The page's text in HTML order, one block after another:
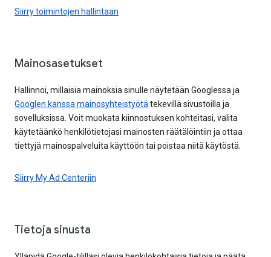
Siirry toimintojen hallintaan
Mainosasetukset
Hallinnoi, millaisia mainoksia sinulle näytetään Googlessa ja
Googlen kanssa mainosyhteistyötä tekevillä sivustoilla ja
sovelluksissa. Voit muokata kiinnostuksen kohteitasi, valita
käytetäänkö henkilötietojasi mainosten räätälöintiin ja ottaa
tiettyjä mainospalveluita käyttöön tai poistaa niitä käytöstä.
Siirry My Ad Centeriin
Tietoja sinusta